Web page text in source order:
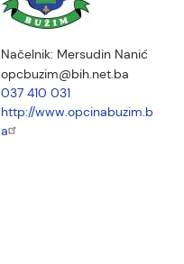
Načelnik: Mersudin Nanić
opcbuzim@bih.net.ba
037 410 031
http://www.opcinabuzim.b
a